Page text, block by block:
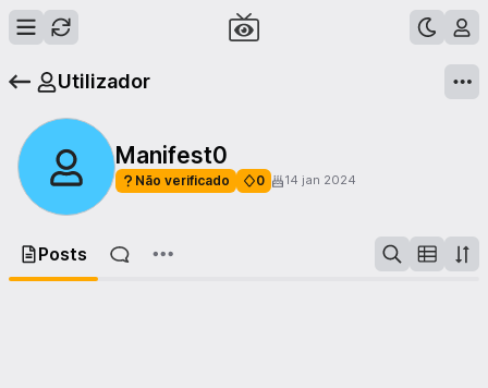
Utilizador
Manifest0
Não verificado 0 14 jan 2024
Posts